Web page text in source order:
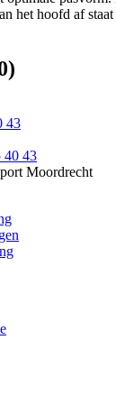
het hoofd af
43
40 43
Moordrecht